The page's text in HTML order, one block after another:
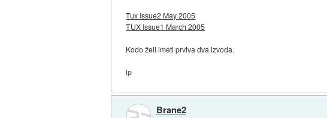
Tux Issue2 May 2005
TUX Issue1 March 2005
Kodo želi imeti prviva dva izvoda.
lp
Brane2